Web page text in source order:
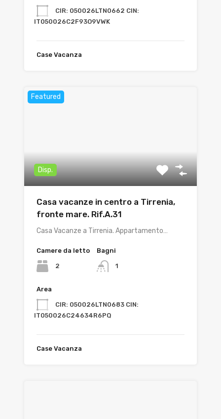
CIR: 050026LTN0662 CIN:
IT050026C2F93O9VWK
Case Vacanza
Featured
Disp.
Casa vacanze in centro a Tirrenia,
fronte mare. Rif.A.31
Casa Vacanze a Tirrenia. Appartamento…
Camere da letto
2
Bagni
1
Area
CIR: 050026LTN0683 CIN:
IT050026C24634R6PQ
Case Vacanza